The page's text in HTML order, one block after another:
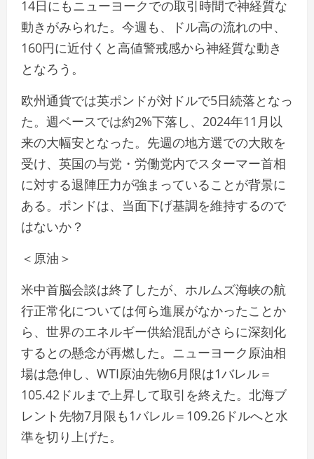
14日にもニューヨークでの取引時間で神経質な
動きがみられた。今週も、ドル高の流れの中、
160円に近付くと高値警戒感から神経質な動き
となろう。
欧州通貨では英ポンドが対ドルで5日続落となっ
た。週ベースでは約2%下落し、2024年11月以
来の大幅安となった。先週の地方選での大敗を
受け、英国の与党・労働党内でスターマー首相
に対する退陣圧力が強まっていることが背景に
ある。ポンドは、当面下げ基調を維持するので
はないか？
＜原油＞
米中首脳会談は終了したが、ホルムズ海峡の航
行正常化については何ら進展がなかったことか
ら、世界のエネルギー供給混乱がさらに深刻化
するとの懸念が再燃した。ニューヨーク原油相
場は急伸し、WTI原油先物6月限は1バレル＝
105.42ドルまで上昇して取引を終えた。北海ブ
レント先物7月限も1バレル＝109.26ドルへと水
準を切り上げた。